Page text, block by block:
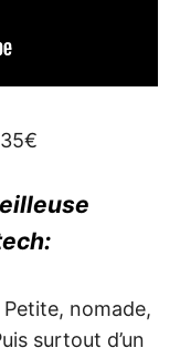
nomade,
surtout d’un